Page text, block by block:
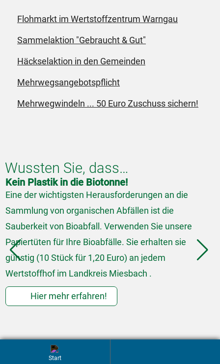
Flohmarkt im Wertstoffzentrum Warngau
Sammelaktion "Gebraucht & Gut"
Häckselaktion in den Gemeinden
Mehrwegsangebotspflicht
Mehrwegwindeln ... 50 Euro Zuschuss sichern!
Wussten Sie, dass…
Kein Plastik in die Biotonne!
Eine der wichtigsten Herausforderungen an die
Sammlung von organischen Abfällen ist die
Sauberkeit von Bioabfall. Verwenden Sie unsere
Papiertüten für Ihre Bioabfälle. Sie erhalten sie
günstig (10 Stück für 1,20 Euro) an jedem
Wertstoffhof im Landkreis Miesbach .
Hier mehr erfahren!
Startseite